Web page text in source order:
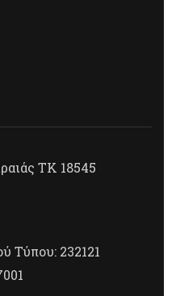
ΤΚ 18545
Τύπου: 232121